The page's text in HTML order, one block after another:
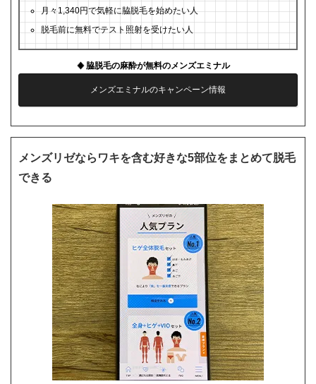
月々1,340円で気軽に脇脱毛を始めたい人
脱毛前に無料でテスト照射を受けたい人
脇脱毛の麻酔が無料のメンズエミナル
メンズエミナルのキャンペーン情報
メンズリゼならワキを含む好きな5部位をまとめて脱毛
できる